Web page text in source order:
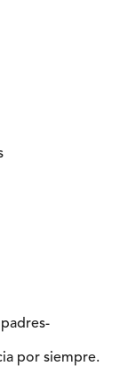
por siempre.